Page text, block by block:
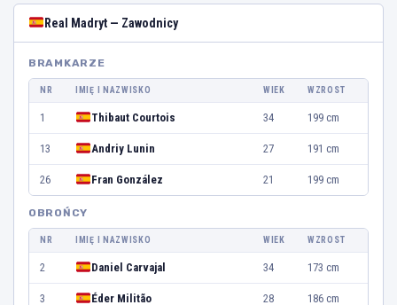
Real Madryt — Zawodnicy
BRAMKARZE
NR IMIĘ I NAZWISKO WIEK WZROST
1 Thibaut Courtois 34 199 cm
13 Andriy Lunin 27 191 cm
26 Fran González 21 199 cm
OBROŃCY
NR IMIĘ I NAZWISKO WIEK WZROST
2 Daniel Carvajal 34 173 cm
3 Éder Militão 28 186 cm